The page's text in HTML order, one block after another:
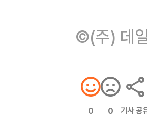
©(주) 데
0 0 기사 공